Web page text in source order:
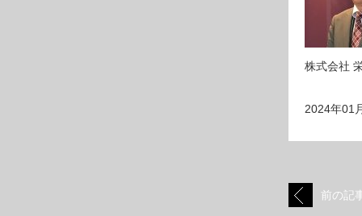
株式会社
2024年01
前の記